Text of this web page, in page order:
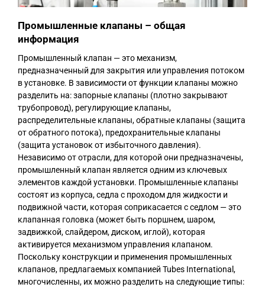
Промышленные клапаны – общая
информация
Промышленный клапан — это механизм,
предназначенный для закрытия или управления потоком
в установке. В зависимости от функции клапаны можно
разделить на: запорные клапаны (плотно закрывают
трубопровод), регулирующие клапаны,
распределительные клапаны, обратные клапаны (защита
от обратного потока), предохранительные клапаны
(защита установок от избыточного давления).
Независимо от отрасли, для которой они предназначены,
промышленный клапан является одним из ключевых
элементов каждой установки. Промышленные клапаны
состоят из корпуса, седла с проходом для жидкости и
подвижной части, которая соприкасается с седлом — это
клапанная головка (может быть поршнем, шаром,
задвижкой, слайдером, диском, иглой), которая
активируется механизмом управления клапаном.
Поскольку конструкции и применения промышленных
клапанов, предлагаемых компанией Tubes International,
многочисленны, их можно разделить на следующие типы: